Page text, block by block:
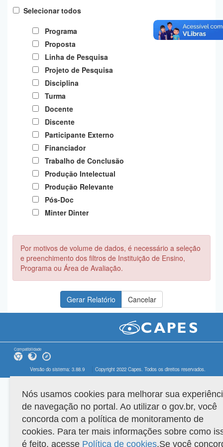
Planalto Selecionar todos
Programa
Proposta
Linha de Pesquisa
Projeto de Pesquisa
Disciplina
Turma
Docente
Discente
Participante Externo
Financiador
Trabalho de Conclusão
Produção Intelectual
Produção Relevante
Pós-Doc
Minter Dinter
Por motivos de volume de dados, é necessário a seleção
e preenchimento dos filtros de Instituição de Ensino,
Programa ou Área de Avaliação.
Compatibilidade
Versão do sistema: 3.88.9 Copyright 2022 Capes. Todos os direitos reservados.
Nós usamos cookies para melhorar sua
de navegação no portal. Ao utilizar o gov.br, você
concorda com a política de monitoramento de
cookies. Para ter mais informações sobre como
é feito, acesse Política de cookies.Se você